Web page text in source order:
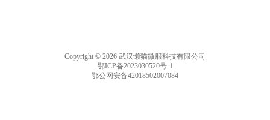
Copyright © 2026 武汉懒猫微服科技有限公司
鄂ICP备2023030520号-1
鄂公网安备42018502007084